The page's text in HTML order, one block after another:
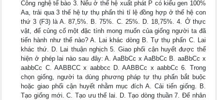
Công nghệ tế bào 3. Nếu ở thế hệ xuất phát P có kiểu gen 100%
Aa, trải qua 3 thế hệ tự thụ phấn thì tỉ lệ đồng hợp ở thế hệ con
thứ 3 (F3) là A. 87,5%. B. 75%. C. 25%. D. 18,75%. 4. Ở thực
vật, để củng cố một đặc tính mong muốn của giống người ta đã
tiến hành như thế nào? A. Lai khác dòng B. Tự thụ phấn C. Lai
khác thứ. D. Lai thuận nghịch 5. Giao phối cận huyết được thể
hiện ở phép lai nào sau đây: A. AaBbCc x AaBbCc B. aaBbCc x
aabbCc C. AABBCC x aabbcc D. AABBCc x aabbCc 6. Trong
chọn giống, người ta dùng phương pháp tự thụ phấn bắt buộc
hoặc giao phối cận huyết nhằm mục đích A. Cải tiến giống. B.
Tạo giống mới. C. Tạo ưu thế lai. D. Tạo dòng thuần 7. Để nhân